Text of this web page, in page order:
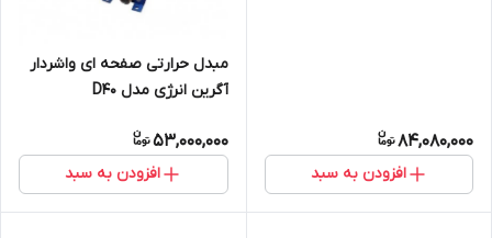
84,080,000
افزودن به سبد
مبدل حرارتی صفحه ای واشردار
آگرین انرژی مدل D40
53,000,000
افزودن به سبد